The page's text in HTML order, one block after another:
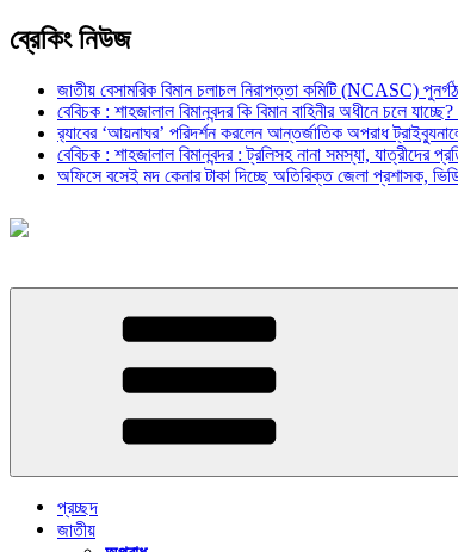
ব্রেকিং নিউজ
জাতীয় বেসামরিক বিমান চলাচল নিরাপত্তা কমিটি (NCASC)
বেবিচক : শাহজালাল বিমানবন্দর কি বিমান বাহিনীর অধীনে চলে
র‍্যাবের ‘আয়নাঘর’ পরিদর্শন করলেন আন্তর্জাতিক অপরাধ
বেবিচক : শাহজালাল বিমানবন্দর : ট্রলিসহ নানা সমস্যা,
অফিসে বসেই মদ কেনার টাকা দিচ্ছে অতিরিক্ত জেলা প্রশাসক,
প্রচ্ছদ
জাতীয়